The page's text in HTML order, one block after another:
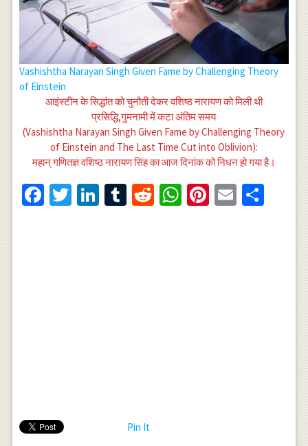
Vashishtha Narayan Singh Given Fame by Challenging Theory
of Einstein
आइंस्टीन के सिद्धांत को चुनौती देकर वशिष्ठ नारायण को मिली थी
प्रसिद्धि,गुमनामी में कटा अंतिम समय
(Vashishtha Narayan Singh Given Fame by Challenging Theory
of Einstein and The Last Time Cut into Oblivion):
महान् गणितज्ञ वशिष्ठ नारायण सिंह का आज दिनांक को निधन हो गया है।
Facebook
Twitter
LinkedIn
Tumblr
RedditWhatsApp
Pinterest
Email
Pin It